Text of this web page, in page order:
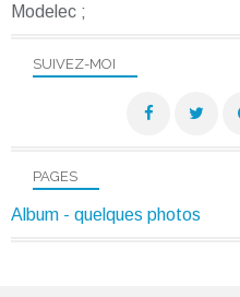
SUIVEZ-MOI
Modelec ;
PAGES
Album - quelques photos